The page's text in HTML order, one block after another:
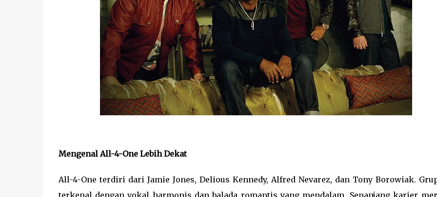
Mengenal All-4-One Lebih Dekat
All-4-One terdiri dari Jamie Jones, Delious Kennedy, Alfred Nevarez, dan Tony Borowiak.